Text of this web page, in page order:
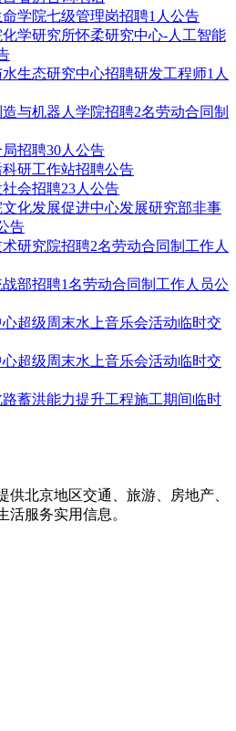
学院七级管理岗招聘1人公告
学研究所怀柔研究中心-人工智能
生态研究中心招聘研发工程师1人
与机器人学院招聘2名劳动合同制
招聘30人公告
研工作站招聘公告
会招聘23人公告
化发展促进中心发展研究部非事
告
研究院招聘2名劳动合同制工作人
部招聘1名劳动合同制工作人员公
超级周末水上音乐会活动临时交
超级周末水上音乐会活动临时交
蓄洪能力提升工程施工期间临时
供北京地区交通、旅游、房地产、
活服务实用信息。